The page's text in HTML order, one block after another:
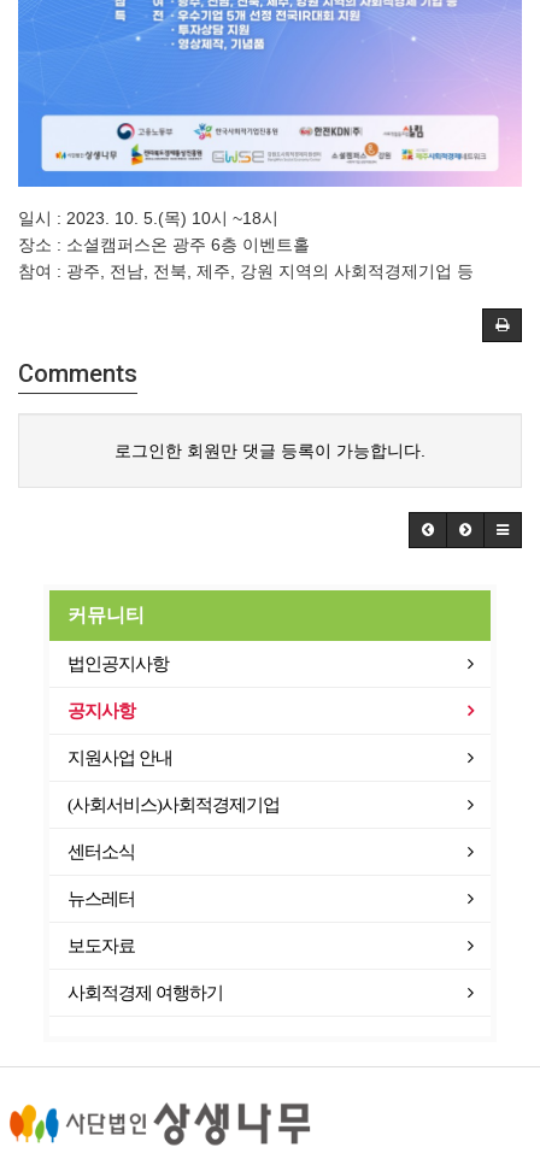
일시 : 2023. 10. 5.(목) 10시 ~18시
장소 : 소셜캠퍼스온 광주 6층 이벤트홀
참여 : 광주, 전남, 전북, 제주, 강원 지역의 사회적경제기업 등
Comments
로그인한 회원만 댓글 등록이 가능합니다.
커뮤니티
법인공지사항
공지사항
지원사업 안내
(사회서비스)사회적경제기업
센터소식
뉴스레터
보도자료
사회적경제 여행하기